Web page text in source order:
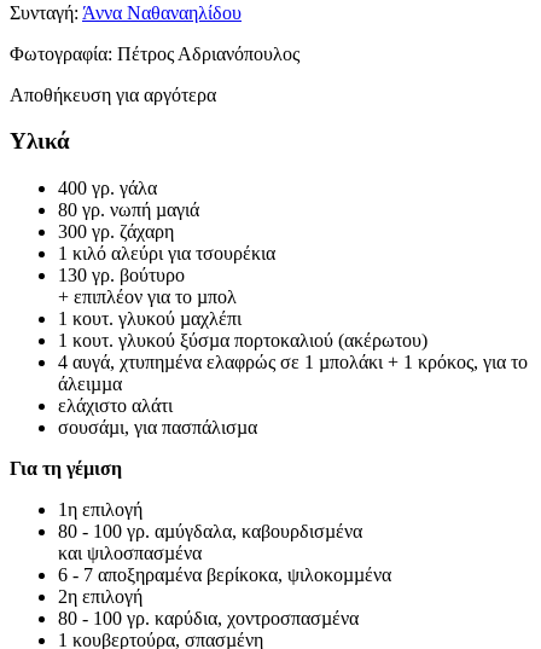
Συνταγή: Άννα Ναθαναηλίδου
Φωτογραφία: Πέτρος Αδριανόπουλος
Αποθήκευση για αργότερα
Υλικά
400 γρ. γάλα
80 γρ. νωπή µαγιά
300 γρ. ζάχαρη
1 κιλό αλεύρι για τσουρέκια
130 γρ. βούτυρο
+ επιπλέον για το µπολ
1 κουτ. γλυκού µαχλέπι
1 κουτ. γλυκού ξύσµα πορτοκαλιού (ακέρωτου)
4 αυγά, χτυπηµένα ελαφρώς σε 1 µπολάκι + 1 κρόκος, για το
άλειµµα
ελάχιστο αλάτι
σουσάµι, για πασπάλισµα
Για τη γέµιση
1η επιλογή
80 - 100 γρ. αµύγδαλα, καβουρδισµένα
και ψιλοσπασµένα
6 - 7 αποξηραµένα βερίκοκα, ψιλοκοµµένα
2η επιλογή
80 - 100 γρ. καρύδια, χοντροσπασµένα
1 κουβερτούρα, σπασµένη